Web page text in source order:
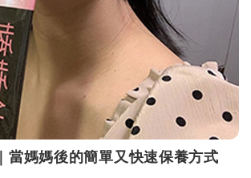
當媽媽後的簡單又快速保養方式